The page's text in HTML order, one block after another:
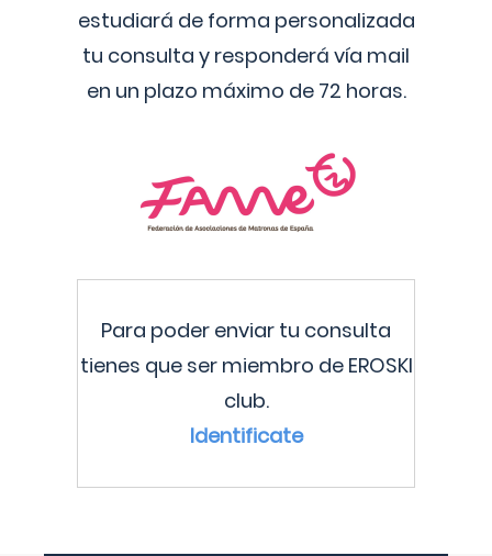
estudiará de forma personalizada
tu consulta y responderá vía mail
en un plazo máximo de 72 horas.
Para poder enviar tu consulta
tienes que ser miembro de EROSKI
club.
Identificate